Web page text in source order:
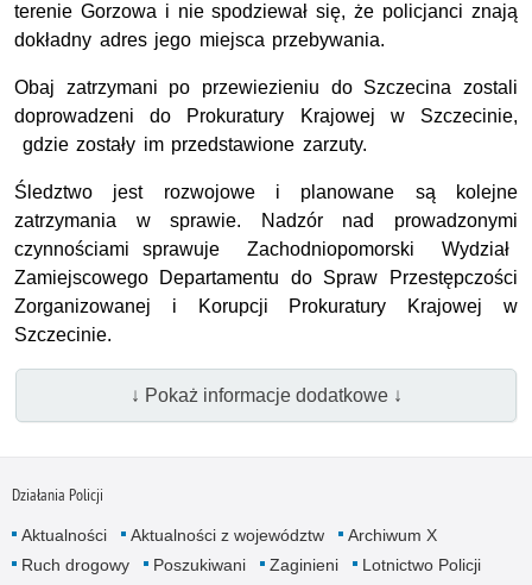
terenie Gorzowa i nie spodziewał się, że policjanci znają
dokładny adres jego miejsca przebywania.
Obaj zatrzymani po przewiezieniu do Szczecina zostali
doprowadzeni do Prokuratury Krajowej w Szczecinie,
gdzie zostały im przedstawione zarzuty.
Śledztwo jest rozwojowe i planowane są kolejne
zatrzymania w sprawie. Nadzór nad prowadzonymi
czynnościami sprawuje Zachodniopomorski Wydział
Zamiejscowego Departamentu do Spraw Przestępczości
Zorganizowanej i Korupcji Prokuratury Krajowej w
Szczecinie.
↓ Pokaż informacje dodatkowe ↓
Działania Policji
Aktualności Aktualności z województw
Archiwum X
Ruch drogowy
Poszukiwani Zaginieni
Lotnictwo Policji